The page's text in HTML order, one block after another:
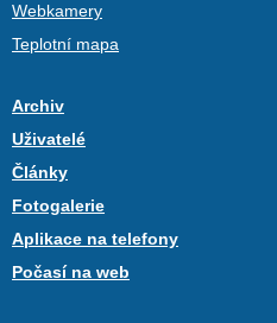
Webkamery
Teplotní mapa
Archiv
Uživatelé
Články
Fotogalerie
Aplikace na telefony
Počasí na web